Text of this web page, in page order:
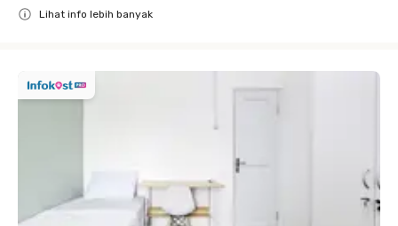
Lihat info lebih banyak